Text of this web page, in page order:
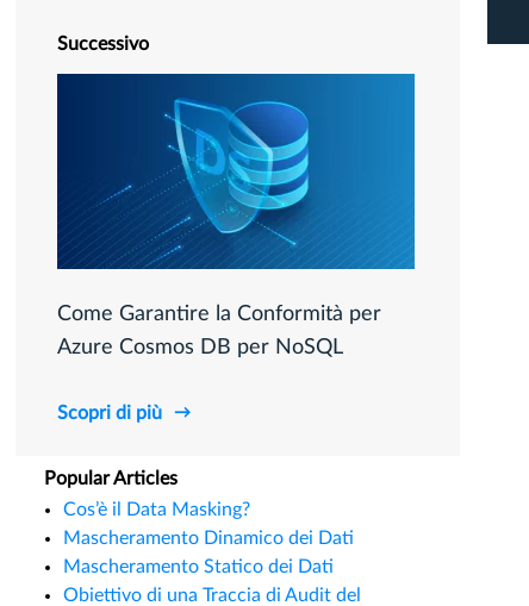
Successivo
Come Garantire la Conformità per
Azure Cosmos DB per NoSQL
Scopri di più
Popular Articles
Cos’è il Data Masking?
Mascheramento Dinamico dei Dati
Mascheramento Statico dei Dati
Obiettivo di una Traccia di Audit del